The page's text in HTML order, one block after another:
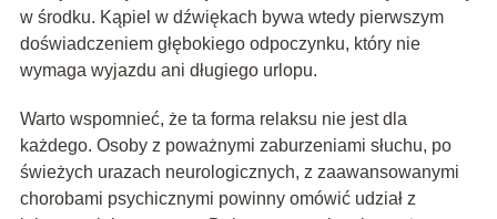
w środku. Kąpiel w dźwiękach bywa wtedy pierwszym
doświadczeniem głębokiego odpoczynku, który nie
wymaga wyjazdu ani długiego urlopu.
Warto wspomnieć, że ta forma relaksu nie jest dla
każdego. Osoby z poważnymi zaburzeniami słuchu, po
świeżych urazach neurologicznych, z zaawansowanymi
chorobami psychicznymi powinny omówić udział z